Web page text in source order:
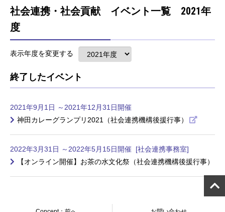
社会連携・社会貢献 イベント一覧 2021年
度
表示年度を変更する
終了したイベント
2021年9月1日 ～2021年12月31日開催
神田カレーグランプリ2021（社会連携機構後援行事）
2022年3月31日 ～2022年5月15日開催 [社会連携事務室]
【オンライン開催】お茶の水文化祭（社会連携機構後援行事）